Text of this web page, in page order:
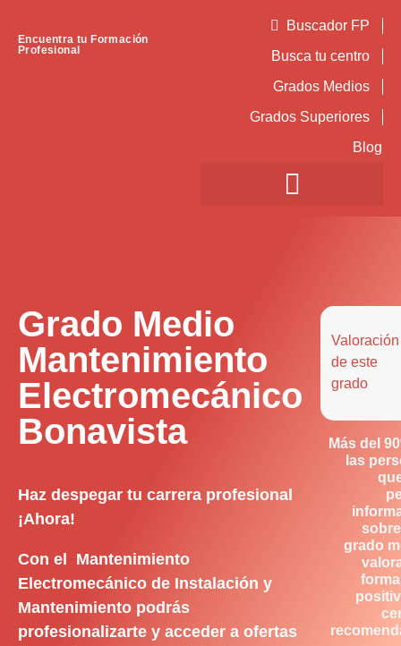
Encuentra tu Formación
Profesional
Buscador FP
Busca tu centro
Grados Medios
Grados Superiores
Blog
Grado Medio
Mantenimiento
Electromecánico
Bonavista
Haz despegar tu carrera profesional
¡Ahora!
Con el Mantenimiento
Electromecánico de Instalación y
Mantenimiento podrás
profesionalizarte y acceder a ofertas
Valoración
de este
grado
Más del
las
grado